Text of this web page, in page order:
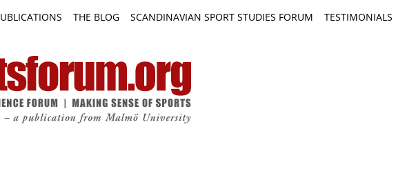
THE BLOG SCANDINAVIAN SPORT STUDIES FORUM TESTIMONIALS